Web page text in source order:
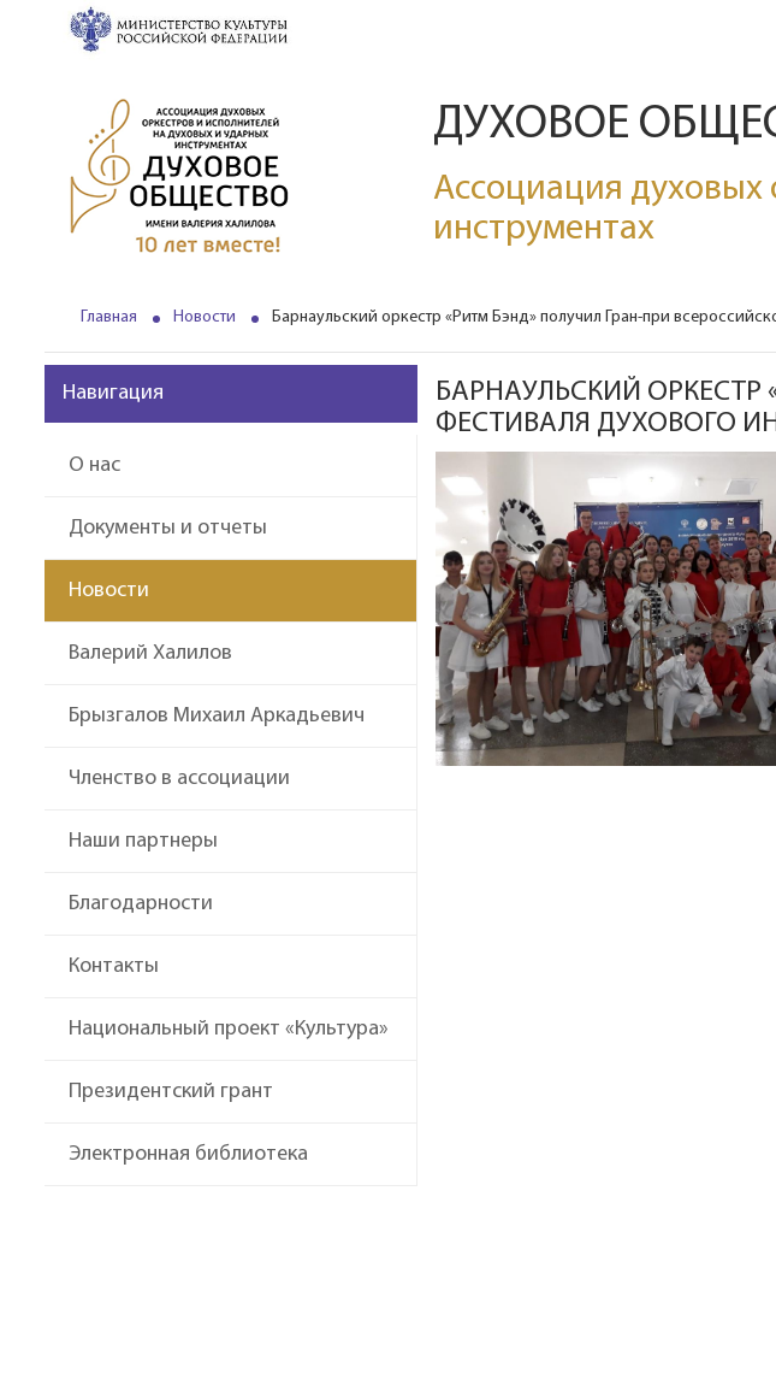
ДУХОВОЕ
Ассоциация духовых
инструментах
Главная Новости Барнаульский оркестр «Ритм Бэнд» получил Гран-при
Навигация
О нас
Документы и отчеты
Новости
Валерий Халилов
Брызгалов Михаил Аркадьевич
Членство в ассоциации
Наши партнеры
Благодарности
Контакты
Национальный проект «Культура»
Президентский грант
Электронная библиотека
БАРНАУЛЬСКИЙ
ФЕСТИВАЛЯ ДУХОВОГО